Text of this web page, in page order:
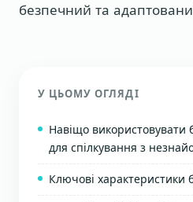
безпечний та
У ЦЬОМУ ОГЛЯДІ
Навіщо використовувати
для спілкування з
Ключові характеристики